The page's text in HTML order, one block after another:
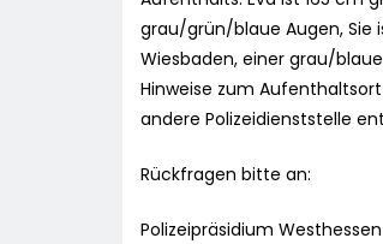
grau/grün/blaue Augen, Sie
Wiesbaden, einer grau/
Hinweise zum
andere Polizeidienststelle
Rückfragen bitte an:
Polizeipräsidium Westhessen